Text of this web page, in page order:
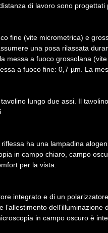
di lavoro sono
fine (vite micrometrica) e
una posa rilassata
messa a fuoco grossolana
a fuoco fine: 0,7 µm. La
lungo due assi. Il
ha una lampadina
in campo chiaro, campo
per la vista.
integrato e di un
in campo oscuro è